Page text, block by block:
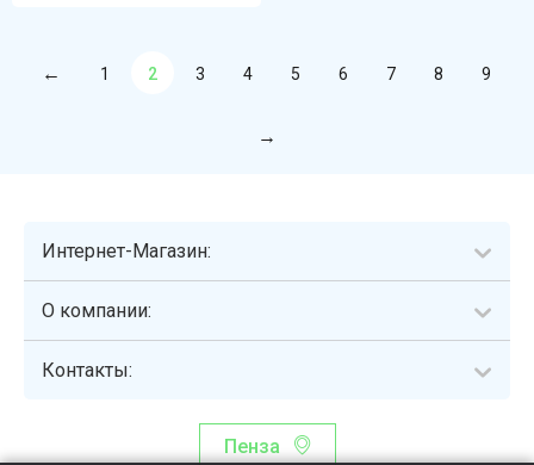
1 2 3 4 5 6 7 8 9
Интернет-Магазин:
О компании:
Контакты:
Пенза